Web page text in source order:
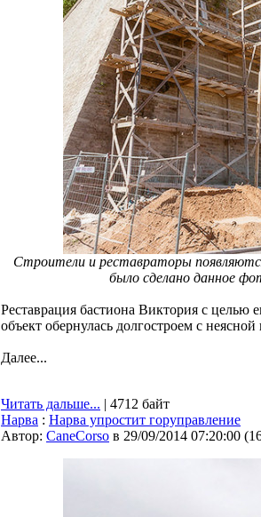
Строители и реставраторы
было сделано данное
Реставрация бастиона Виктория с
объект обернулась долгостроем с
Далее...
Читать дальше... | 4712 байт
Нарва : Нарва упростит горуправление
Автор: CaneCorso в 29/09/2014 07:20:00 (